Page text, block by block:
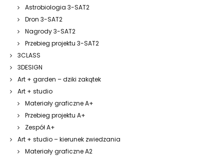
Astrobiologia 3-SAT2
Dron 3-SAT2
Nagrody 3-SAT2
Przebieg projektu 3-SAT2
3CLASS
3DESIGN
Art + garden – dziki zakątek
Art + studio
Materiały graficzne A+
Przebieg projektu A+
Zespół A+
Art + studio – kierunek zwiedzania
Materiały graficzne A2